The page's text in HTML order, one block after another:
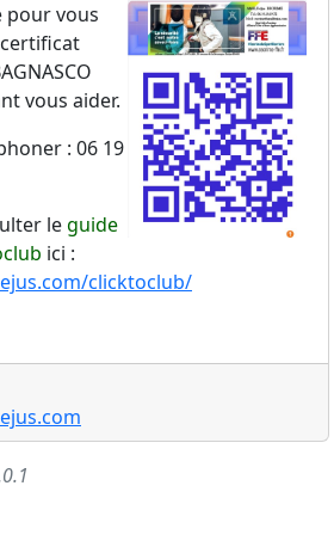
pour vous
vous aider.
: 06 19
leguide
ici :
clicktoclub/